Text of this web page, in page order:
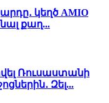
կեղծ AMIO
քաղ...
Ռուսաստանի
Զել...